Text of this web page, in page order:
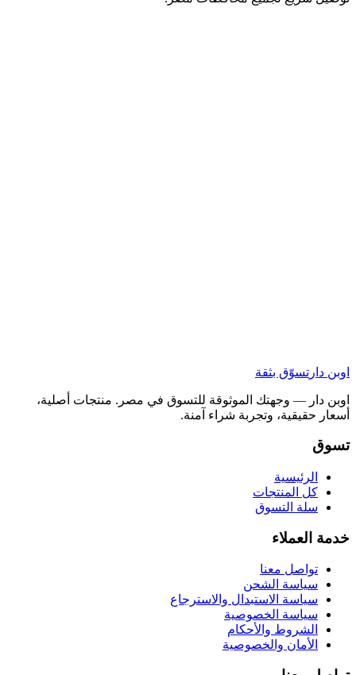
اوبن دار تسوّق بثقة
اوبن دار — وجهتك الموثوقة للتسوق في مصر. منتجات أصلية،
أسعار حقيقية، وتجربة شراء آمنة.
تسوق
الرئيسية
كل المنتجات
سلة التسوق
خدمة العملاء
تواصل معنا
سياسة الشحن
سياسة الاستبدال والاسترجاع
سياسة الخصوصية
الشروط والأحكام
الأمان والخصوصية